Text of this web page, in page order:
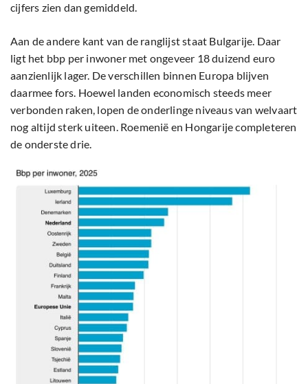
cijfers zien dan gemiddeld.
Aan de andere kant van de ranglijst staat Bulgarije. Daar
ligt het bbp per inwoner met ongeveer 18 duizend euro
aanzienlijk lager. De verschillen binnen Europa blijven
daarmee fors. Hoewel landen economisch steeds meer
verbonden raken, lopen de onderlinge niveaus van welvaart
nog altijd sterk uiteen. Roemenië en Hongarije completeren
de onderste drie.